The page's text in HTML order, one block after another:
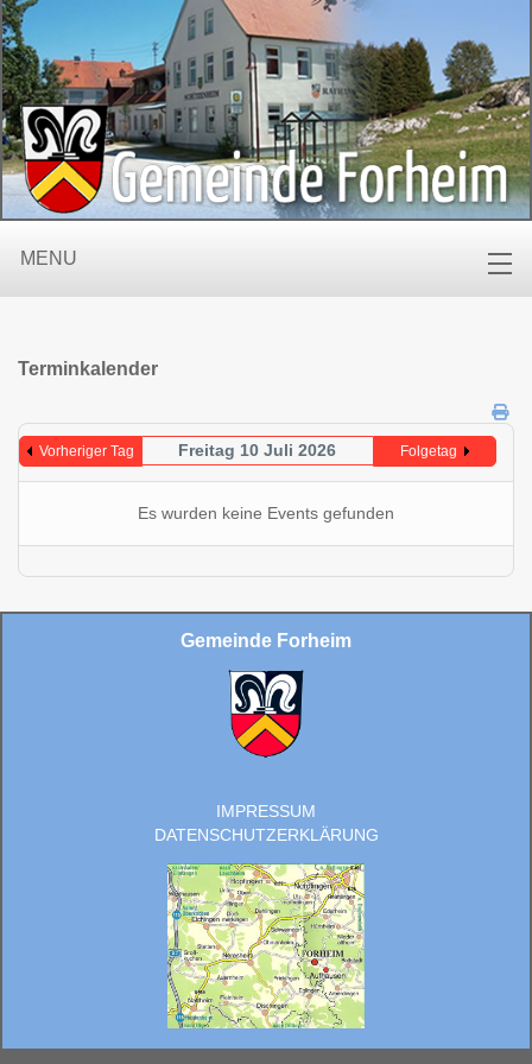
MENU
Terminkalender
Vorheriger Tag Freitag 10 Juli 2026 Folgetag
Es wurden keine Events gefunden
Gemeinde Forheim
IMPRESSUM
DATENSCHUTZERKLÄRUNG